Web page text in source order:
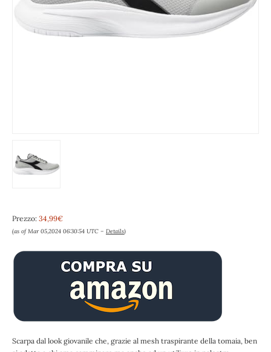
Prezzo: 34,99€
(as of Mar 05,2024 06:30:54 UTC – Details)
Scarpa dal look giovanile che, grazie al mesh traspirante della tomaia, ben